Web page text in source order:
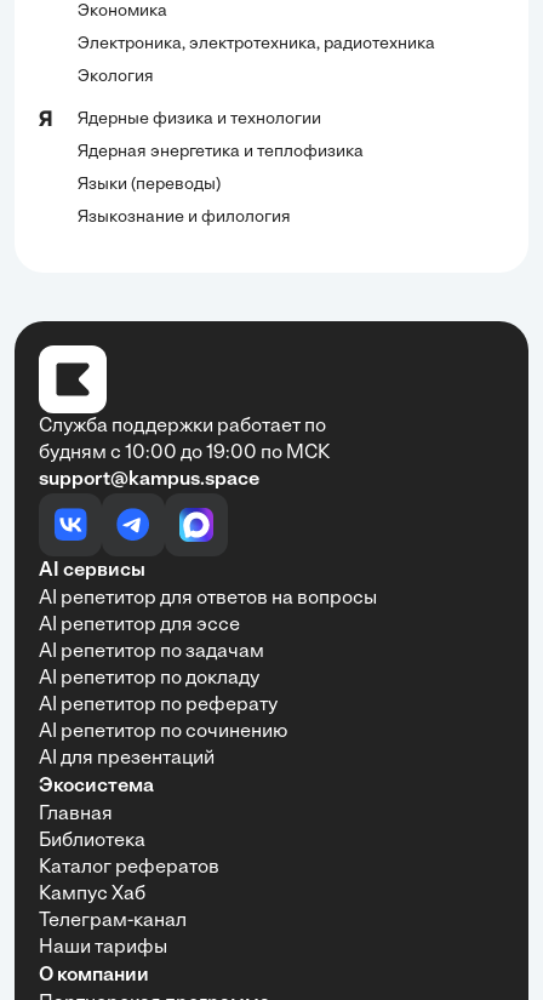
Экономика
Электроника, электротехника, радиотехника
Экология
Я
Ядерные физика и технологии
Ядерная энергетика и теплофизика
Языки (переводы)
Языкознание и филология
Служба поддержки работает по
будням с 10:00 до 19:00 по МСК
support@kampus.space
AI сервисы
AI репетитор для ответов на вопросы
AI репетитор для эссе
AI репетитор по задачам
AI репетитор по докладу
AI репетитор по реферату
AI репетитор по сочинению
AI для презентаций
Экосистема
Главная
Библиотека
Каталог рефератов
Кампус Хаб
Телеграм-канал
Наши тарифы
О компании